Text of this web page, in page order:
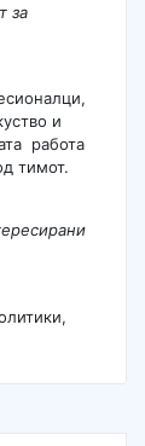
за
и
работа
тимот.